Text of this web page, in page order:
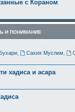
с Кораном
И ПОНИМАНИЕ
, Сахих Муслим
хадиса и асара